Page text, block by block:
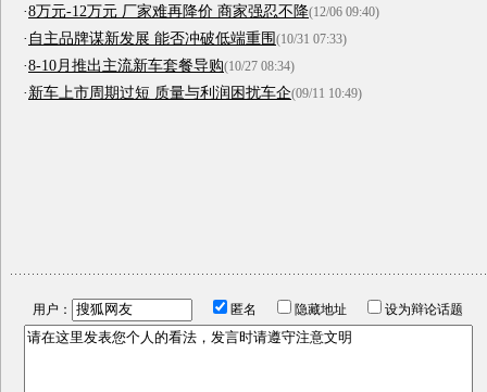
·8万元-12万元 厂家难再降价 商家强忍不降(12/06 09:40)
· 自主品牌谋新发展 能否冲破低端重围(10/31 07:33)
·8-10月推出主流新车套餐导购(10/27 08:34)
·新车上市周期过短 质量与利润困扰车企(09/11 10:49)
用户： 匿名 隐藏地址 设为辩论话题